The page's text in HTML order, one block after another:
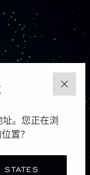
关闭
。您正在浏
置？